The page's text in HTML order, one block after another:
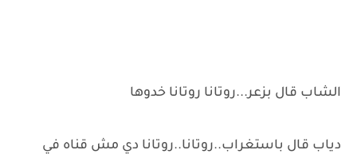
الشاب قال بزعر...روتانا روتانا خدوها
دياب قال باستغراب..روتانا..روتانا دي مش قناه في